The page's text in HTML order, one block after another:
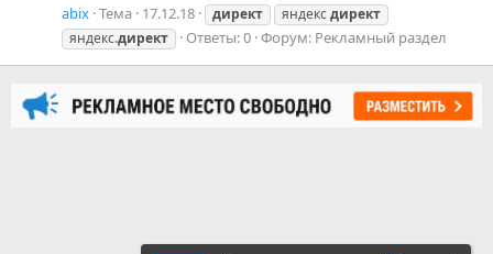
abix Тема 17.12.18 директ яндексдирект
яндекс.директ Ответы: 0 Форум: Рекламный раздел